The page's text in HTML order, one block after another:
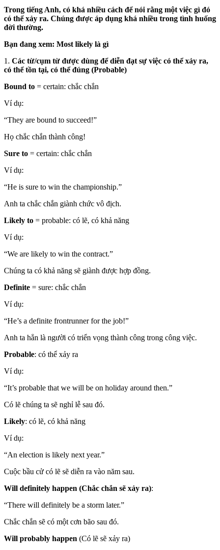
Trong tiếng Anh, có khá nhiều cách để nói rằng một việc gì đó
có thể xảy ra. Chúng được áp dụng khá nhiều trong tình huống
đời thường.
Bạn đang xem: Most likely là gì
1. Các từ/cụm từ được dùng để diễn đạt sự việc có thể xảy ra,
có thể tồn tại, có thể đúng (Probable)
Bound to = certain: chắc chắn
Ví dụ:
“They are bound to succeed!”
Họ chắc chắn thành công!
Sure to = certain: chắc chắn
Ví dụ:
“He is sure to win the championship.”
Anh ta chắc chắn giành chức vô địch.
Likely to = probable: có lẽ, có khả năng
Ví dụ:
“We are likely to win the contract.”
Chúng ta có khả năng sẽ giành được hợp đồng.
Definite = sure: chắc chắn
Ví dụ:
“He’s a definite frontrunner for the job!”
Anh ta hẳn là người có triển vọng thành công trong công việc.
Probable: có thể xảy ra
Ví dụ:
“It’s probable that we will be on holiday around then.”
Có lẽ chúng ta sẽ nghỉ lễ sau đó.
Likely: có lẽ, có khả năng
Ví dụ:
“An election is likely next year.”
Cuộc bầu cử có lẽ sẽ diễn ra vào năm sau.
Will definitely happen (Chắc chắn sẽ xảy ra):
“There will definitely be a storm later.”
Chắc chắn sẽ có một cơn bão sau đó.
Will probably happen (Có lẽ sẽ xảy ra)